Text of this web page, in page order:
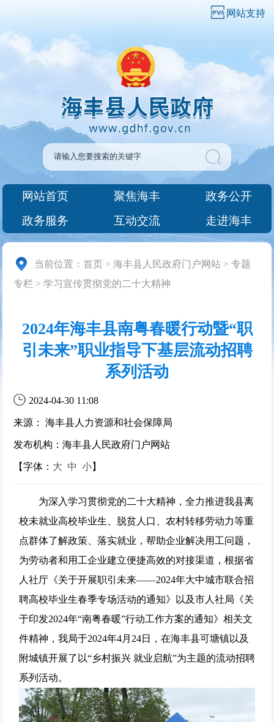
网站支持
网站首页 聚焦海丰
政务公开
政务服务
互动交流 走进海丰
当前位置：首页 >海丰县人民政府门户网站 >专题
专栏 >学习宣传贯彻党的二十大精神
2024年海丰县南粤春暖行动暨“职
引未来”职业指导下基层流动招聘
系列活动
2024-04-30 11:08
来源： 海丰县人力资源和社会保障局
发布机构：海丰县人民政府门户网站
【字体： 大 中 小】
为深入学习贯彻党的二十大精神，全力推进我县离
校未就业高校毕业生、脱贫人口、农村转移劳动力等重
点群体了解政策、落实就业，帮助企业解决用工问题，
为劳动者和用工企业建立便捷高效的对接渠道，根据省
人社厅《关于开展职引未来——2024年大中城市联合招
聘高校毕业生春季专场活动的通知》以及市人社局《关
于印发2024年“南粤春暖”行动工作方案的通知》相关文
件精神，我局于2024年4月24日，在海丰县可塘镇以及
附城镇开展了以“乡村振兴 就业启航”为主题的流动招聘
系列活动。